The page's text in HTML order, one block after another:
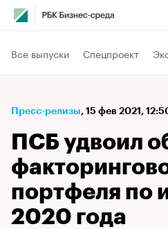
Все выпуски Спецпроект
Пресс-релизы⁠, 15 фев 2021,
ПСБ удвоил
портфеля по
2020 года